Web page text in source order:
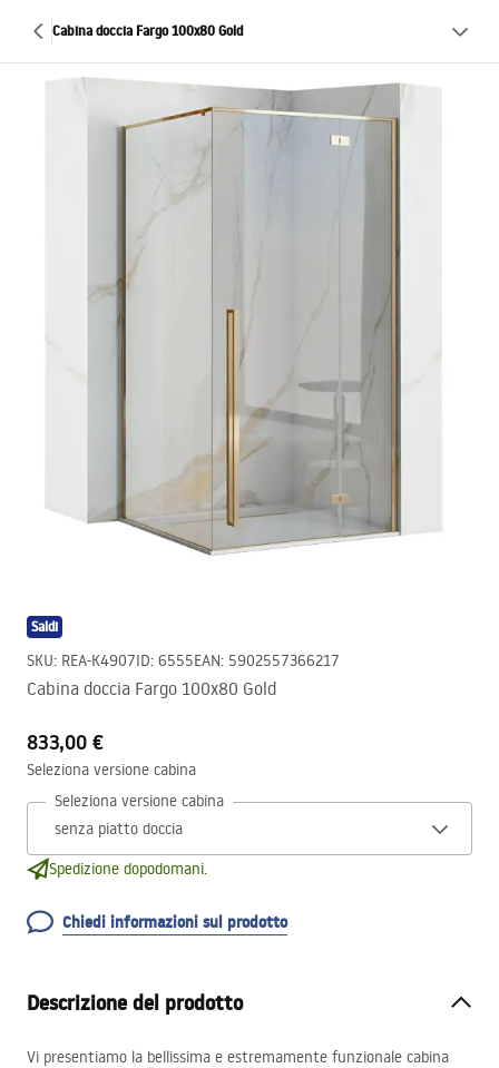
Cabina doccia Fargo 100x80 Gold
Saldi
SKU: REA-K4907ID: 6555EAN: 5902557366217
Cabina doccia Fargo 100x80 Gold
833,00 €
Seleziona versione cabina
Seleziona versione cabina
Spedizione dopodomani.
Chiedi informazioni sul prodotto
Descrizione del prodotto
Vi presentiamo la bellissima e estremamente funzionale cabina